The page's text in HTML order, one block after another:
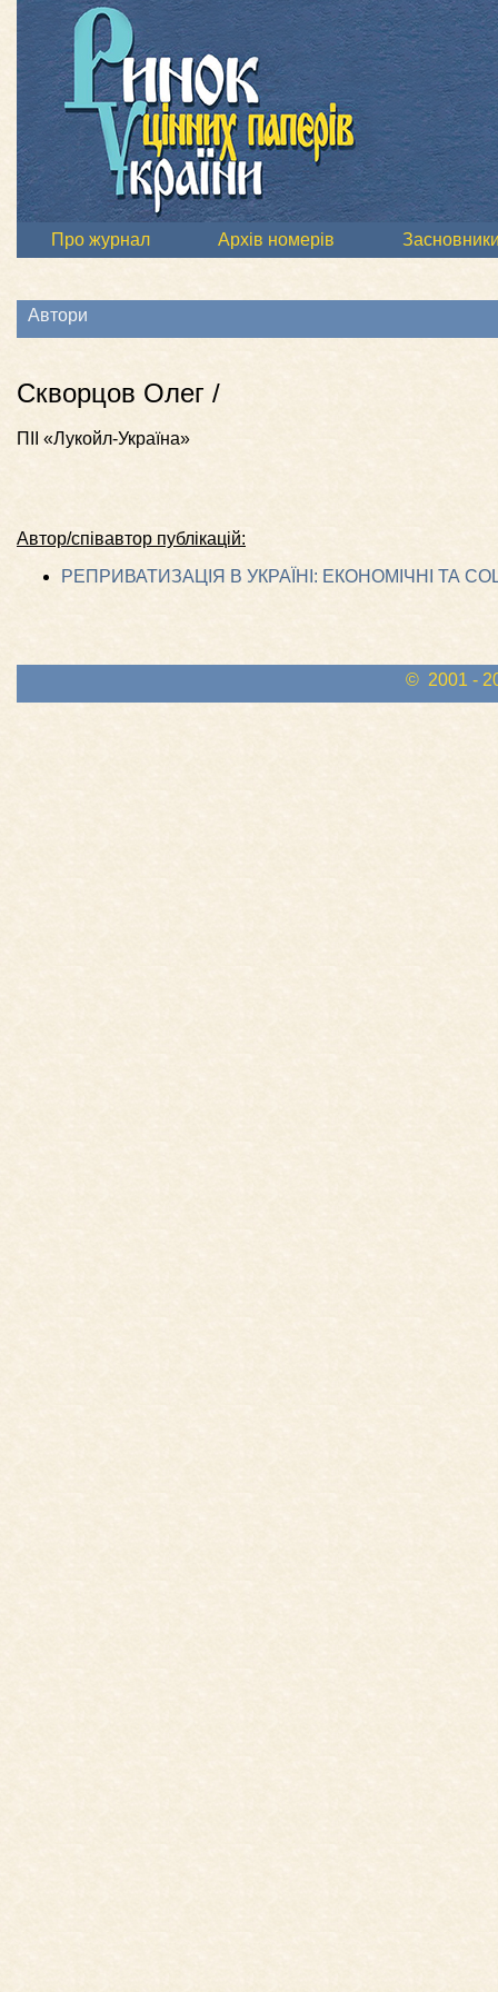
Про журнал Архів номерів
Автори
Скворцов Олег /
ПІІ «Лукойл-Україна»
Автор/співавтор публікацій:
РЕПРИВАТИЗАЦІЯ В УКРАЇНІ: ЕКОНОМІЧНІ ТА
© 2001 -